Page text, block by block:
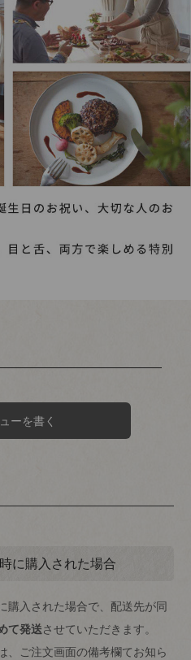
ーを書く
に購入された場合
購入された場合で、配送先が同
て発送させていただきます。
、ご注文画面の備考欄てお知ら